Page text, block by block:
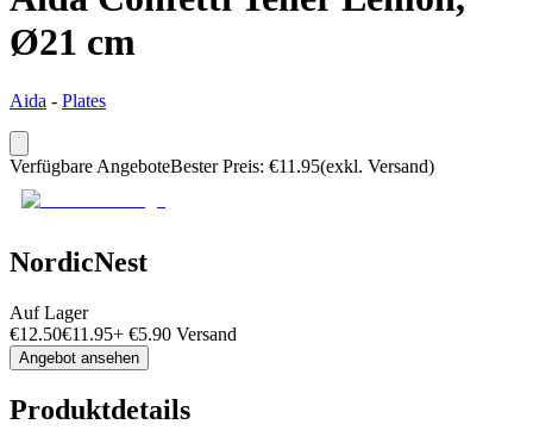
Ø21 cm
Aida - Plates
Verfügbare AngeboteBester Preis: €11.95(exkl. Versand)
NordicNest
Auf Lager
€12.50€11.95+ €5.90 Versand
Angebot ansehen
Produktdetails